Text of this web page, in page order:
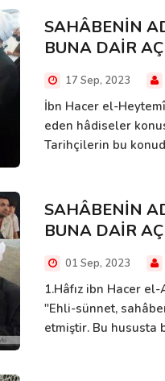
SAHÂBENİN
BUNA DAİR
17 Sep, 2023
İbn Hacer el-
eden hâdiseler
Tarihçilerin bu
SAHÂBENİN
BUNA DAİR
01 Sep, 2023
1.Hâfız ibn Hacer
"Ehli-sünnet,
etmiştir. Bu hususta